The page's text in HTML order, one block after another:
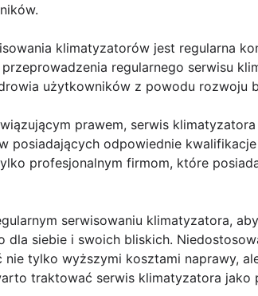
klimatyzatorów jest regularna
regularnego serwisu
użytkowników z powodu rozwoju
prawem, serwis
posiadających odpowiednie
profesjonalnym firmom, które
serwisowaniu klimatyzatora,
dla siebie i swoich bliskich.
nie tylko wyższymi kosztami naprawy,
traktować serwis klimatyzatora